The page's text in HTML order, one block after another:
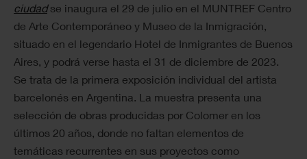
ciudadse inaugura el 29 de julio en el MUNTREF Centro
de Arte Contemporáneo y Museo de la Inmigración,
situado en el legendario Hotel de Inmigrantes de Buenos
Aires, y podrá verse hasta el 31 de diciembre de 2023.
Se trata de la primera exposición individual del artista
barcelonés en Argentina. La muestra presenta una
selección de obras producidas por Colomer en los
últimos 20 años, donde no faltan elementos de
temáticas recurrentes en sus proyectos como